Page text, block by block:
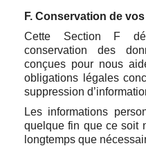
F. Conservation de
Cette Section F
conservation des
conçues pour nous
obligations légales
suppression
Les informations
quelque fin que ce soit
longtemps que